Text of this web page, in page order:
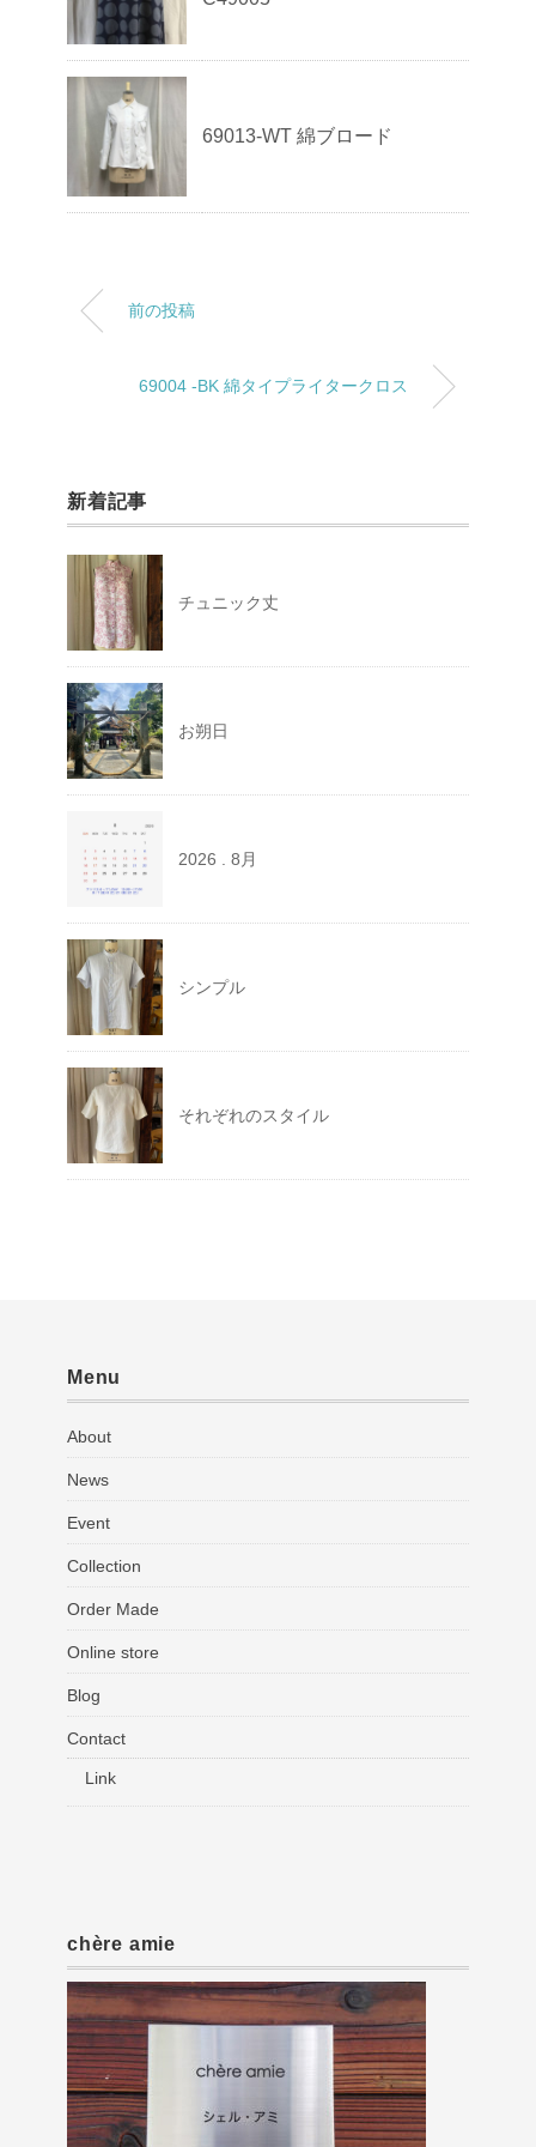
69013-WT 綿ブロード
前の投稿
69004 -BK 綿タイプライタークロス
新着記事
チュニック丈
お朔日
2026 . 8月
シンプル
それぞれのスタイル
Menu
About
News
Event
Collection
Order Made
Online store
Blog
Contact
Link
chère amie